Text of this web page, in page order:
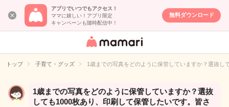
アプリでいつでもアクセス！
ママに嬉しい！アプリ限定
キャンペーンも随時配信中！
無料ダウンロード
女性専用匿名QA
イト
トップ 子育て・グッズ 1歳までの写真をどのように保管していますか？選抜
1歳までの写真をどのように保管していますか？選抜
しても1000枚あり、印刷して保管したいです。皆さ